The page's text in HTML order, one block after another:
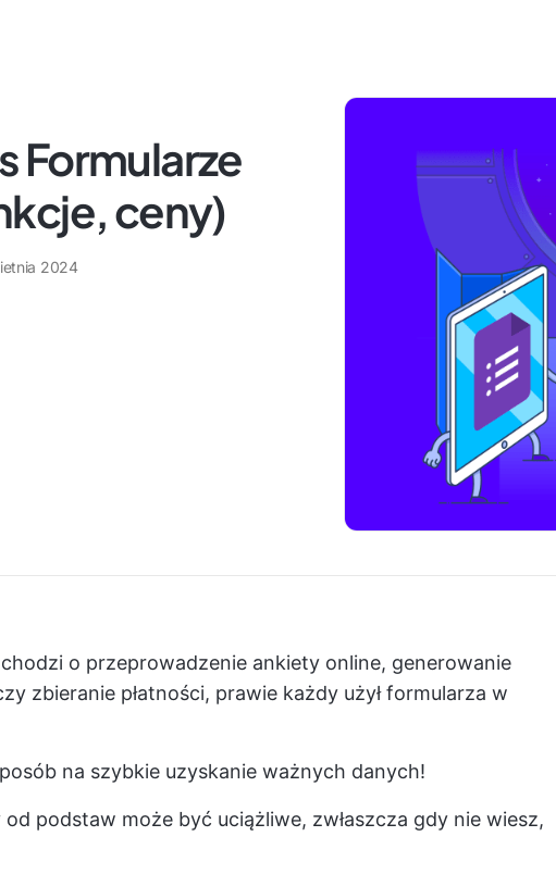
Formularze
ceny)
2024
o przeprowadzenie ankiety online, generowanie
zbieranie płatności, prawie każdy użył formularza w
na szybkie uzyskanie ważnych danych!
podstaw może być uciążliwe, zwłaszcza gdy nie wiesz,